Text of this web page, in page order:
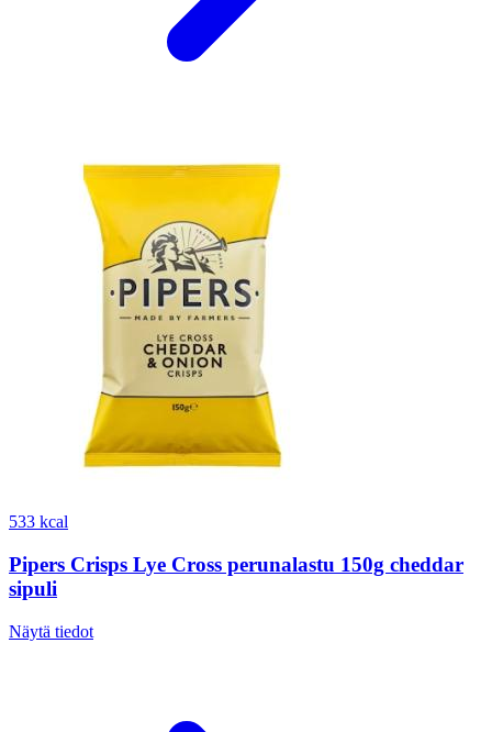
533 kcal
Pipers Crisps Lye Cross perunalastu 150g cheddar
sipuli
Näytä tiedot